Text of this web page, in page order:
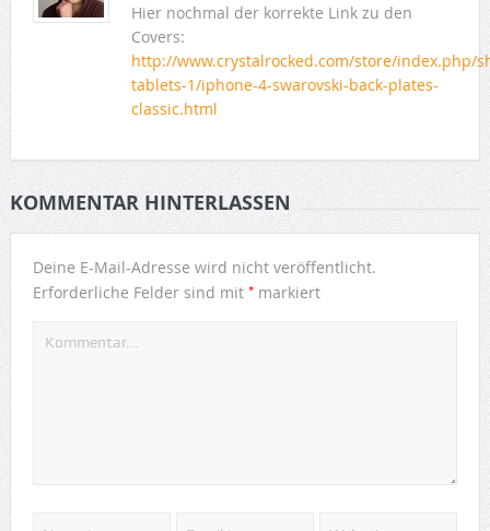
Hier nochmal der korrekte Link zu den
Covers:
http://www.crystalrocked.com/store/index.php/
tablets-1/iphone-4-swarovski-back-plates-
classic.html
KOMMENTAR HINTERLASSEN
Deine E-Mail-Adresse wird nicht veröffentlicht.
Erforderliche Felder sind mit *markiert